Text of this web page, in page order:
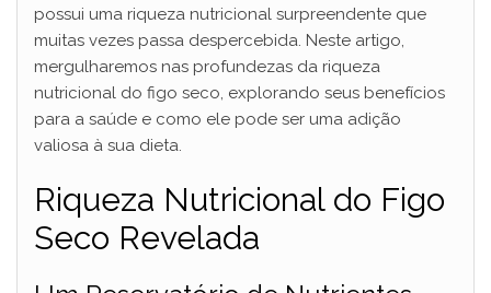
possui uma riqueza nutricional surpreendente que
muitas vezes passa despercebida. Neste artigo,
mergulharemos nas profundezas da riqueza
nutricional do figo seco, explorando seus benefícios
para a saúde e como ele pode ser uma adição
valiosa à sua dieta.
Riqueza Nutricional do Figo
Seco Revelada